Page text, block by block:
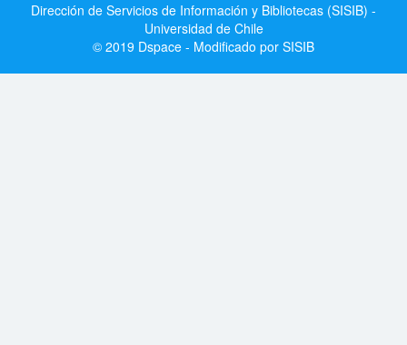
Dirección de Servicios de Información y Bibliotecas (SISIB) -
Universidad de Chile
© 2019 Dspace - Modificado por SISIB